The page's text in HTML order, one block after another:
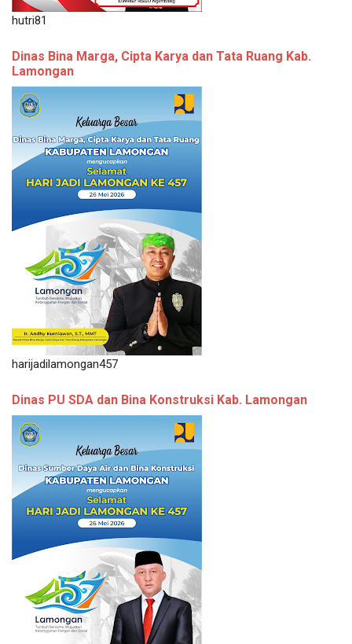
hutri81
Dinas Bina Marga, Cipta Karya dan Tata Ruang Kab.
Lamongan
harijadilamongan457
Dinas PU SDA dan Bina Konstruksi Kab. Lamongan